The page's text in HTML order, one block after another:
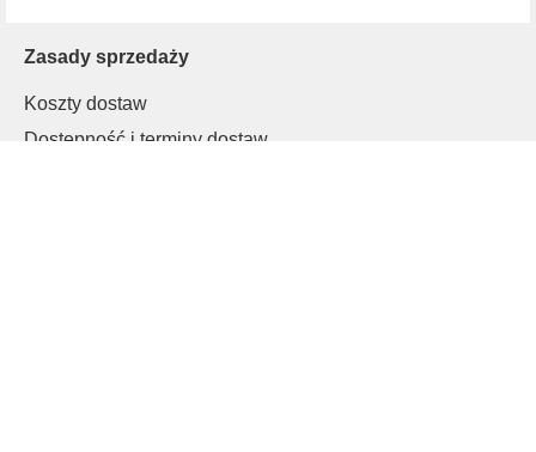
Zasady sprzedaży
Koszty dostaw
Dostępność i terminy dostaw